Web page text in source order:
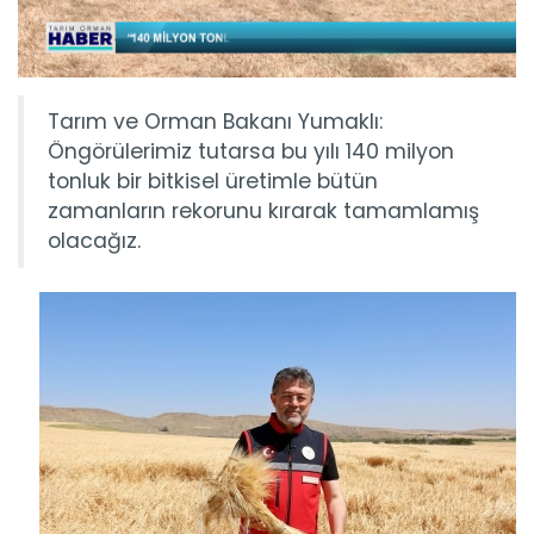
Tarım ve Orman Bakanı Yumaklı:
Öngörülerimiz tutarsa bu yılı 140 milyon
tonluk bir bitkisel üretimle bütün
zamanların rekorunu kırarak tamamlamış
olacağız.